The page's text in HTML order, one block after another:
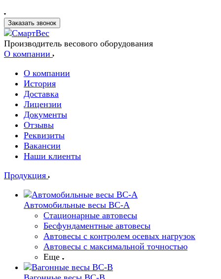
Заказать звонок
Производитель весового оборудования
О компании
О компании
История
Доставка
Лицензии
Документы
Отзывы
Реквизиты
Вакансии
Наши клиенты
Продукция
Автомобильные весы ВС-А
Стационарные автовесы
Бесфундаментные автовесы
Автовесы с контролем осевых нагрузок
Автовесы с максимальной точностью
Еще